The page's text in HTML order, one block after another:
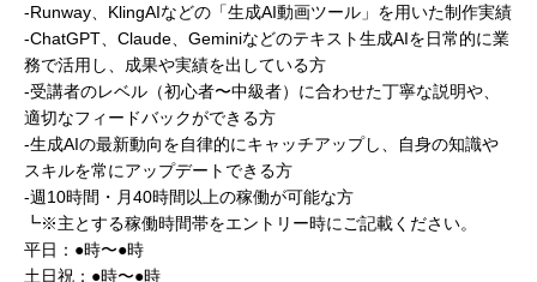
-Runway、KlingAIなどの「生成AI動画ツール」を用いた制作実績
-ChatGPT、Claude、Geminiなどのテキスト生成AIを日常的に業
務で活用し、成果や実績を出している方
-受講者のレベル（初心者〜中級者）に合わせた丁寧な説明や、
適切なフィードバックができる方
-生成AIの最新動向を自律的にキャッチアップし、自身の知識や
スキルを常にアップデートできる方
-週10時間・月40時間以上の稼働が可能な方
┗※主とする稼働時間帯をエントリー時にご記載ください。
平日：●時〜●時
土日祝：●時〜●時